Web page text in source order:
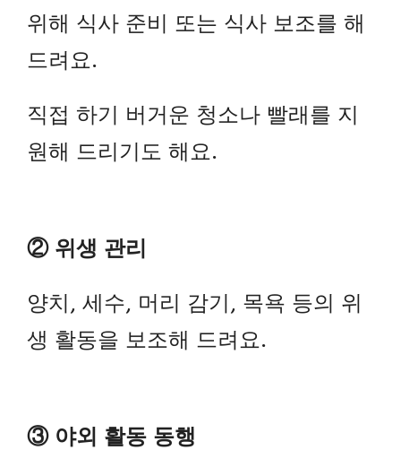
위해 식사 준비 또는 식사 보조를 해
드려요.
직접 하기 버거운 청소나 빨래를 지
원해 드리기도 해요.
② 위생 관리
양치, 세수, 머리 감기, 목욕 등의 위
생 활동을 보조해 드려요.
③ 야외 활동 동행